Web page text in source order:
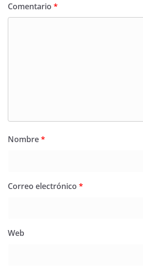
Comentario *
Nombre*
Correo electrónico *
Web